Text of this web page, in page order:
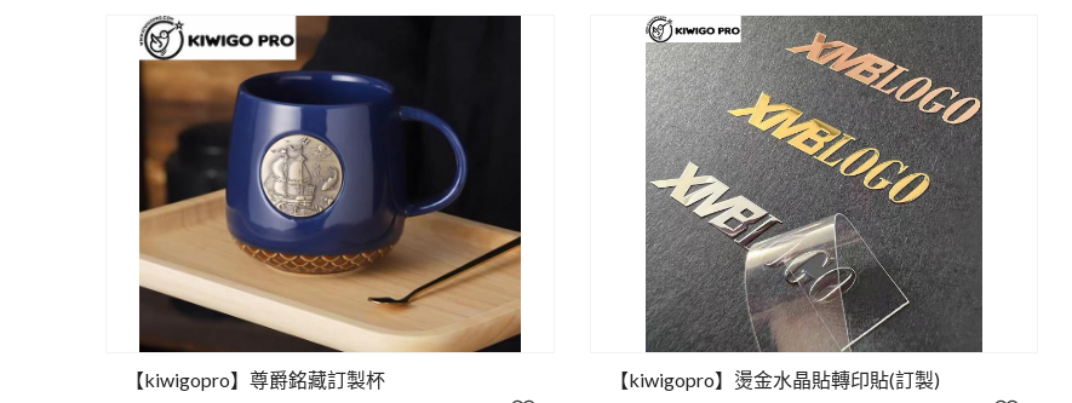
【kiwigopro】尊爵銘藏訂製杯 【kiwigopro】燙金水晶貼轉印貼(訂製)